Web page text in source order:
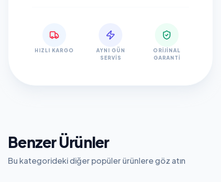
HIZLI KARGO
AYNI GÜN
SERVIS
ORIJINAL
GARANTI
Benzer Ürünler
Bu kategorideki diğer popüler ürünlere göz atın